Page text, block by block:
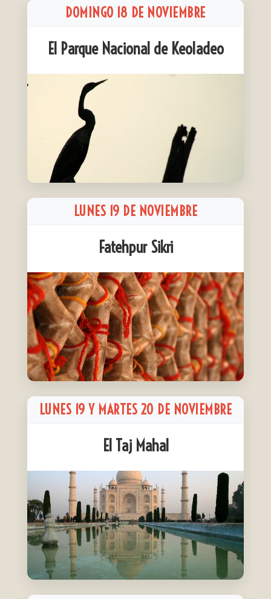
DOMINGO 18 DE NOVIEMBRE
El Parque Nacional de Keoladeo
LUNES 19 DE NOVIEMBRE
Fatehpur Sikri
LUNES 19 Y MARTES 20 DE NOVIEMBRE
El Taj Mahal